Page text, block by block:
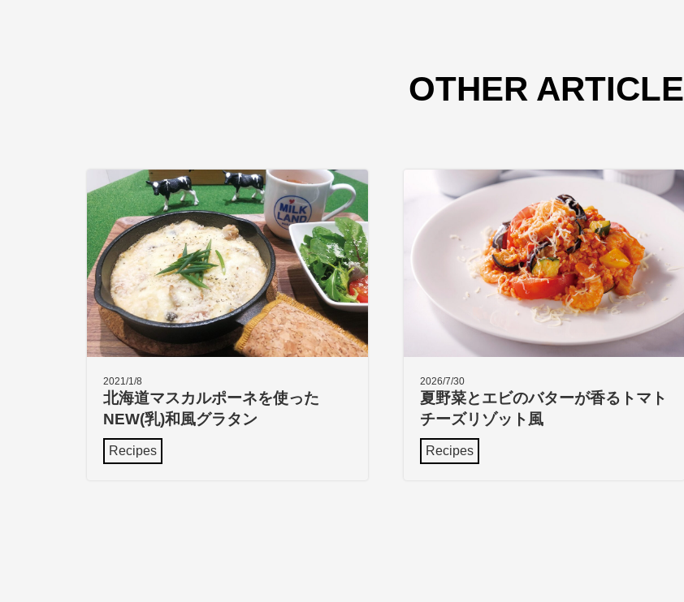
OTHER ARTICLE
2021/1/8
北海道マスカルポーネを使った
NEW(乳)和風グラタン
Recipes
2026/7/30
夏野菜とエビのバターが香るトマト
チーズリゾット風
Recipes